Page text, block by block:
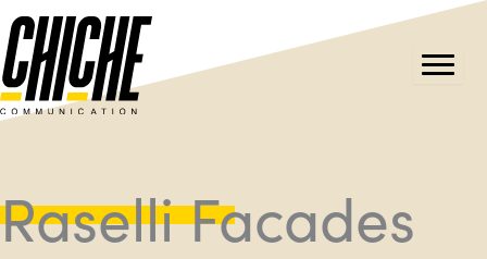
Aller
au
contenu
Raselli Facades